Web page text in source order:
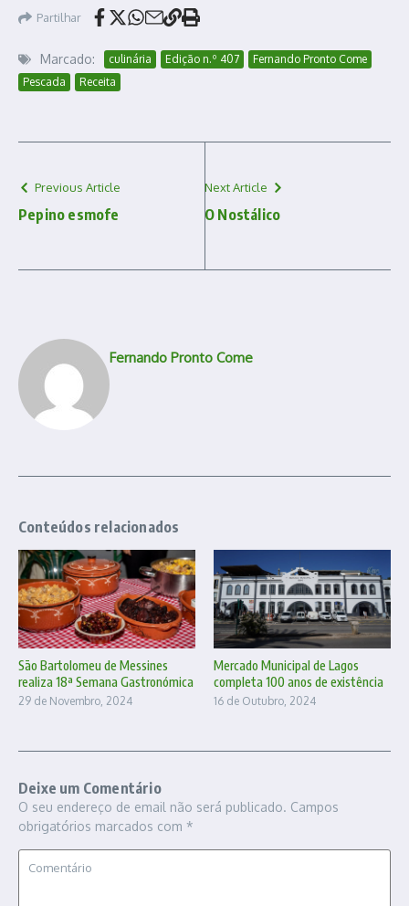
Partilhar
Marcado: culinária Edição n.º 407
Fernando Pronto Come
Pescada
Receita
Previous Article
Pepino esmofe
Next Article
O Nostálico
Fernando Pronto Come
Conteúdos relacionados
São Bartolomeu de Messines
realiza 18ª Semana Gastronómica
29 de Novembro, 2024
Mercado Municipal de Lagos
completa 100 anos de existência
16 de Outubro, 2024
Deixe um Comentário
O seu endereço de email não será publicado. Campos
obrigatórios marcados com *